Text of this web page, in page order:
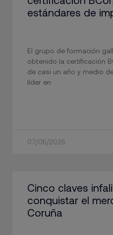
estándares de
El grupo de formación
obtenido la certificación
de casi un año y medio
líder en
07/05/2025
Cinco claves
conquistar el
Coruña